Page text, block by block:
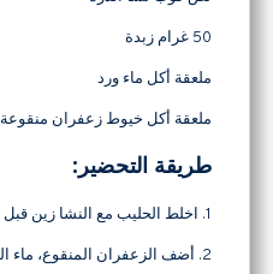
50 غرام زبدة
ملعقة أكل ماء ورد
ملعقة أكل خيوط زعفران منقوعة
طريقة التحضير:
1. اخلط الحليب مع النشا زين قبل ما تسخنه.
2. أضف الزعفران المنقوع، ماء الورد، والزبدة.